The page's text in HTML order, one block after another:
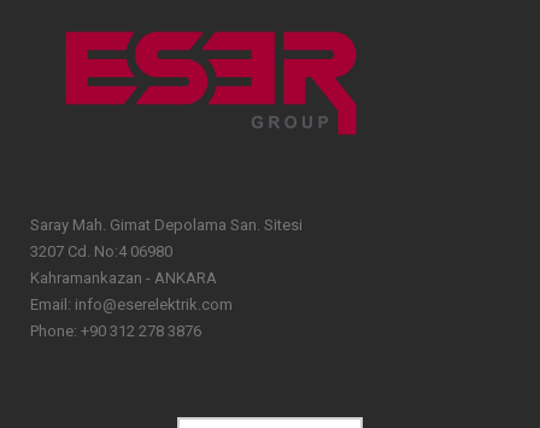
Saray Mah. Gimat Depolama San. Sitesi
3207 Cd. No:4 06980
Kahramankazan - ANKARA
Email: info@eserelektrik.com
Phone: +90 312 278 3876